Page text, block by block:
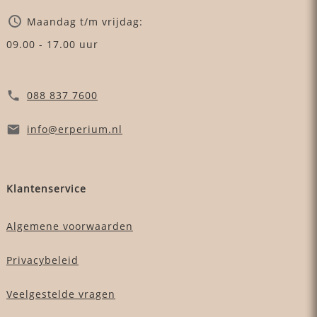
Maandag t/m vrijdag:
09.00 - 17.00 uur
088 837 7600
info@erperium.nl
Klantenservice
Algemene voorwaarden
Privacybeleid
Veelgestelde vragen